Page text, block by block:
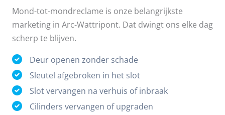
Mond-tot-mondreclame is onze belangrijkste
marketing in Arc-Wattripont. Dat dwingt ons elke dag
scherp te blijven.
Deur openen zonder schade
Sleutel afgebroken in het slot
Slot vervangen na verhuis of inbraak
Cilinders vervangen of upgraden